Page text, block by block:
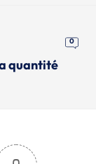
0
quantité